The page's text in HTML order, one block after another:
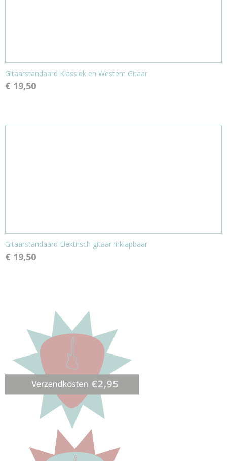
Gitaarstandaard Klassiek en Western Gitaar
€ 19,50
Gitaarstandaard Elektrisch gitaar Inklapbaar
€ 19,50